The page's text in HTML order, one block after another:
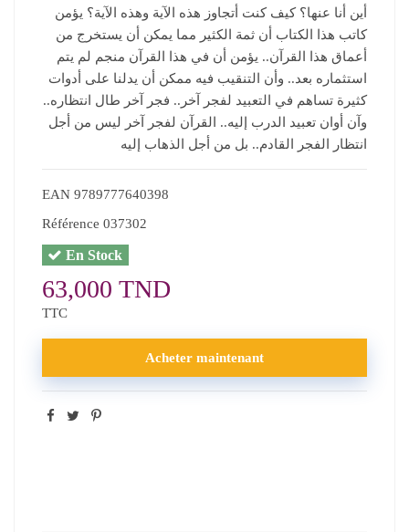
أين أنا عنها؟ كيف كنت أتجاوز هذه الآية وهذه الآية؟ يؤمن
كاتب هذا الكتاب أن ثمة الكثير مما يمكن أن يستخرج من
أعماق هذا القرآن.. يؤمن أن في هذا القرآن منجم لم يتم
استثماره بعد.. وأن التنقيب فيه ممكن أن يدلنا على أدوات
كثيرة تساهم في التعبيد لفجر آخر.. فجر آخر طال انتظاره..
وآن أوان تعبيد الدرب إليه.. القرآن لفجر آخر ليس من أجل
انتظار الفجر القادم.. بل من أجل الذهاب إليه
EAN 9789777640398
Référence 037302
En Stock
63,000 TND
TTC
Acheter maintenant